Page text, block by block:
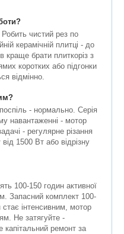
чистий рез по
керамічній плитці - до
краще брати плиткоріз з
коротких або підгонки
відмінно.
- нормально. Серія
навантаженні - мотор
- регулярне різання
1500 Вт або відрізну
100-150 годин активної
Запасний комплект 100-
інтенсивним, мотор
Не затягуйте -
капітальний ремонт за